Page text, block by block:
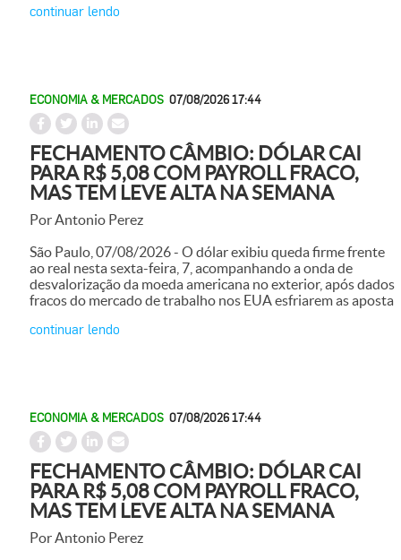
continuar lendo
ECONOMIA & MERCADOS 07/08/2026 17:44
FECHAMENTO CÂMBIO: DÓLAR CAI
PARA R$ 5,08 COM PAYROLL FRACO,
MAS TEM LEVE ALTA NA SEMANA
Por Antonio Perez
São Paulo, 07/08/2026 - O dólar exibiu queda firme frente
ao real nesta sexta-feira, 7, acompanhando a onda de
desvalorização da moeda americana no exterior, após dados
fracos do mercado de trabalho nos EUA esfriarem as aposta
continuar lendo
ECONOMIA & MERCADOS 07/08/2026 17:44
FECHAMENTO CÂMBIO: DÓLAR CAI
PARA R$ 5,08 COM PAYROLL FRACO,
MAS TEM LEVE ALTA NA SEMANA
Por Antonio Perez